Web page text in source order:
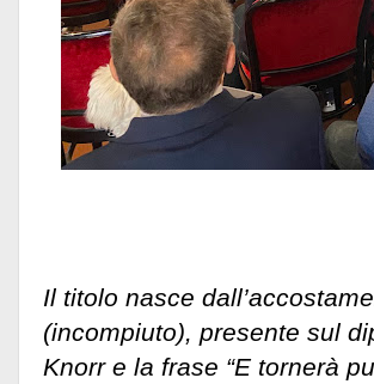
Il titolo nasce
(incompiuto), presente sul
Knorr e la frase “E tornerà